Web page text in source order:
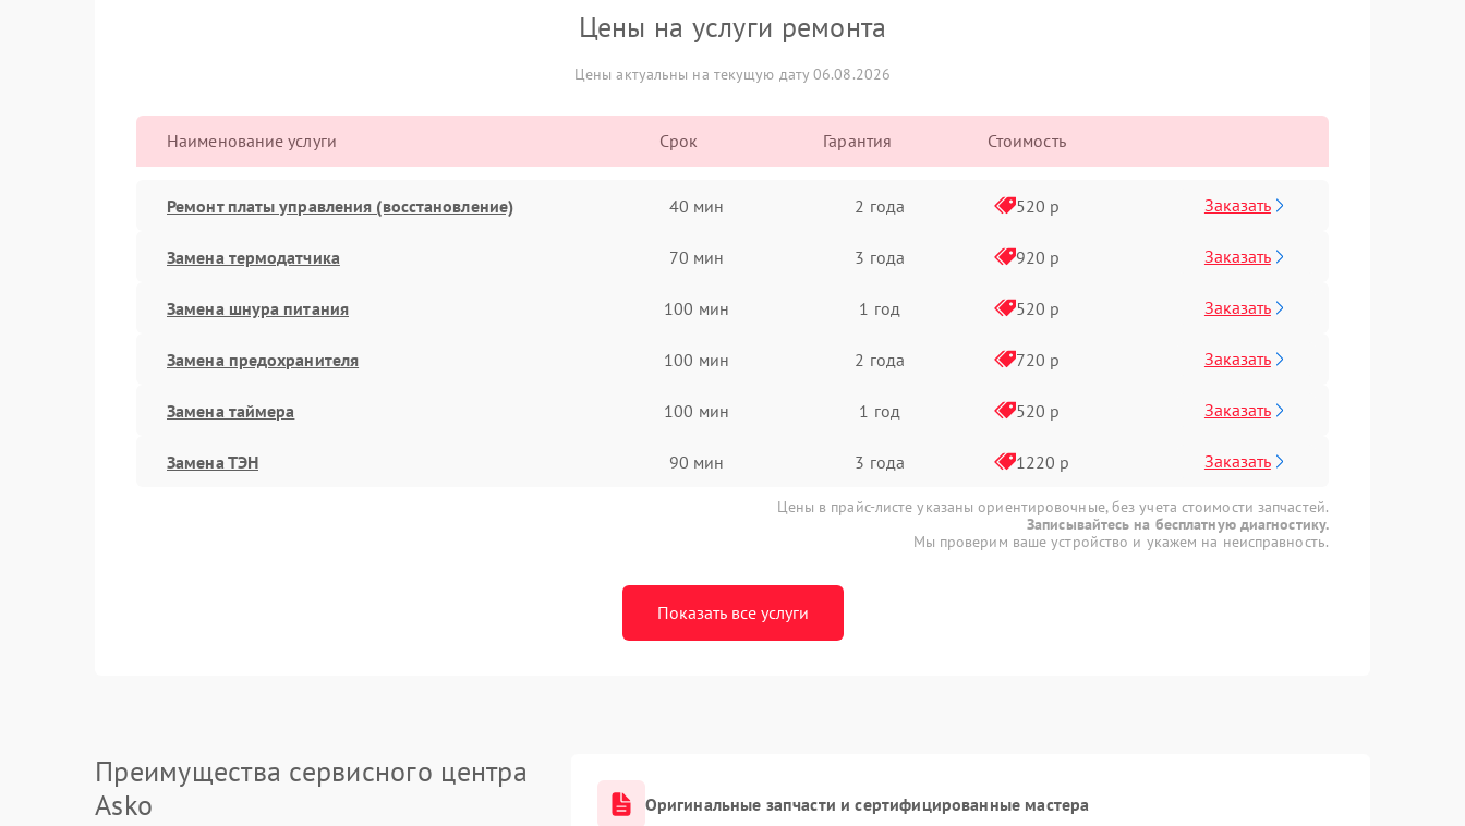
Цены на услуги ремонта
Цены актуальны на текущую дату 06.08.2026
Наименование услуги Срок Гарантия Стоимость
Ремонт платы управления (восстановление) 40 мин 2 года 520 р Заказать
Замена термодатчика 70 мин 3 года 920 р Заказать
Замена шнура питания 100 мин 1 год 520 р Заказать
Замена предохранителя 100 мин 2 года 720 р Заказать
Замена таймера 100 мин 1 год 520 р Заказать
Замена ТЭН 90 мин 3 года 1220 р Заказать
Цены в прайс-листе указаны ориентировочные, без учета стоимости запчастей.
Записывайтесь на бесплатную диагностику.
Мы проверим ваше устройство и укажем на неисправность.
Показать все услуги
Преимущества сервисного центра
Asko
Оригинальные запчасти и сертифицированные мастера